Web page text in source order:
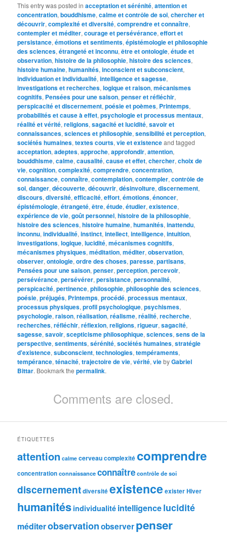
This entry was posted inacceptation et sérénité,attention et
concentration,bouddhisme,calme et contrôle de soi,chercher et
découvrir,complexité et diversité,comprendre et connaître,
contempler et méditer,courage et persévérance,effort et
persistance,émotions et sentiments,épistémologie et philosophie
des sciences,étrangeté et inconnu,être et ontologie,étude et
observation,histoire de la philosophie,histoire des sciences,
histoire humaine,humanités,inconscient et subconscient,
individuation et individualité,intelligence et sagesse,
investigations et recherches,logique et raison,mécanismes
cognitifs, Pensées pour une saison,penser et réfléchir,
perspicacité et discernement,poésie et poèmes, Printemps,
probabilités et cause à effet,psychologie et processus mentaux,
réalité et vérité,religions,sagacité et lucidité,savoir et
connaissances,sciences et philosophie,sensibilité et perception,
sociétés humaines,textes courts,vie et existenceand tagged
acceptation,adeptes,approche,approfondir,attention,
bouddhisme,calme,causalité,cause et effet,chercher,choix de
vie,cognition,complexité,comprendre,concentration,
connaissance,connaître,contemplation,contempler,contrôle de
soi,danger,découverte,découvrir,désinvolture,discernement,
discours,diversité,efficacité,effort,émotions,énoncer,
épistémologie,étrangeté,être,étude,étudier,existence,
expérience de vie,goût personnel,histoire de la philosophie,
histoire des sciences,histoire humaine,humanités,inattendu,
inconnu,individualité,instinct,intellect,intelligence,intuition,
investigations,logique,lucidité,mécanismes cognitifs,
mécanismes physiques,méditation,méditer,observation,
observer,ontologie,ordre des choses,paresse,partisans,
Pensées pour une saison,penser,perception,percevoir,
persévérance,persévérer,persistance,personnalité,
perspicacité,pertinence,philosophie,philosophie des sciences,
poésie,préjugés, Printemps,procédé,processus mentaux,
processus physiques,profil psychologique,psychismes,
psychologie,raison,réalisation,réalisme,réalité,recherche,
recherches,réfléchir,réflexion,religions,rigueur,sagacité,
sagesse,savoir,scepticisme philosophique,sciences,sens de la
perspective,sentiments,sérénité,sociétés humaines,stratégie
d'existence,subconscient,technologies,tempéraments,
tempérance,ténacité,trajectoire de vie,vérité,viebyGabriel
Bittar. Bookmark thepermalink.
Comments are closed.
ÉTIQUETTES
attention calme cerveaucomplexité comprendre
concentrationconnaissanceconnaîtrecontrôle de soi
discernementdiversité existence existerHiver
humanités individualité intelligencelucidité
méditerobservationobserverpenser